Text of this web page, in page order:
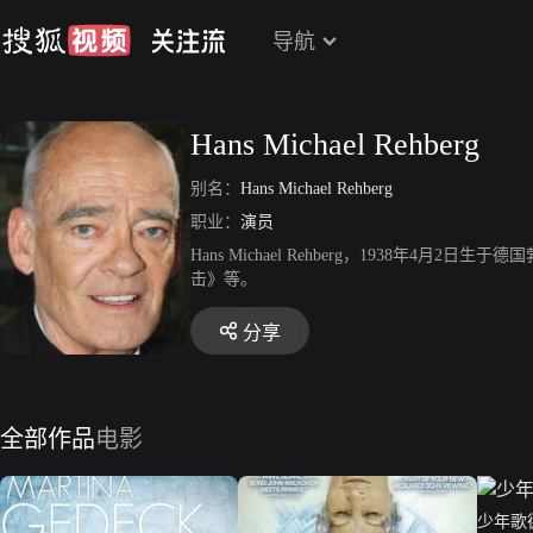
导航
Hans Michael Rehberg
别名： Hans Michael Rehberg
职业： 演员
Hans Michael Rehberg，1938年4月2日生于
击》等。
分享
全部作品电影
少年歌